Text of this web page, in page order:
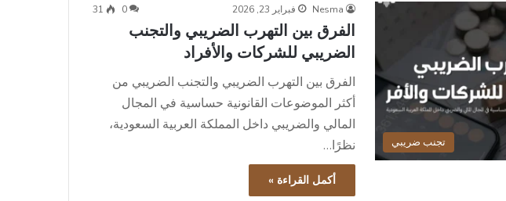
تجنب ضريبي
Nesma فبراير 23, 2026 0
31
الفرق بين التهرب الضريبي والتجنب
الضريبي للشركات والأفراد
الفرق بين التهرب الضريبي والتجنب الضريبي من
أكثر الموضوعات القانونية حساسية في المجال
المالي والضريبي داخل المملكة العربية السعودية،
نظرًا…
أكمل القراءة »